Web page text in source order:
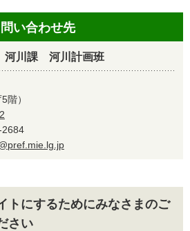
い合わせ先
川課 河川計画班
階）
2684
トにするためにみなさまのご
さい